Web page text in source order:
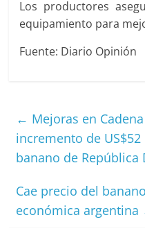
Los productores
equipamiento para
Fuente: Diario Opinión
← Mejoras en
incremento de
banano de República
Cae precio del
económica argentina